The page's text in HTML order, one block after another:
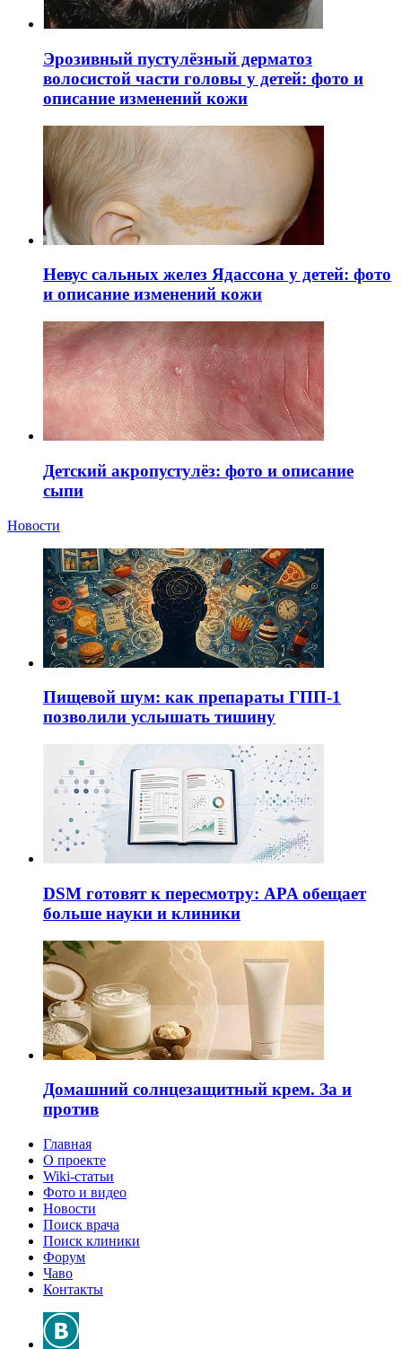
Эрозивный пустулёзный дерматоз
волосистой части головы у детей: фото и
описание изменений кожи
Невус сальных желез Ядассона у детей: фото
и описание изменений кожи
Детский акропустулёз: фото и описание
сыпи
Новости
Пищевой шум: как препараты ГПП-1
позволили услышать тишину
DSM готовят к пересмотру: APA обещает
больше науки и клиники
Домашний солнцезащитный крем. За и
против
Главная
О проекте
Wiki-статьи
Фото и видео
Новости
Поиск врача
Поиск клиники
Форум
Чаво
Контакты